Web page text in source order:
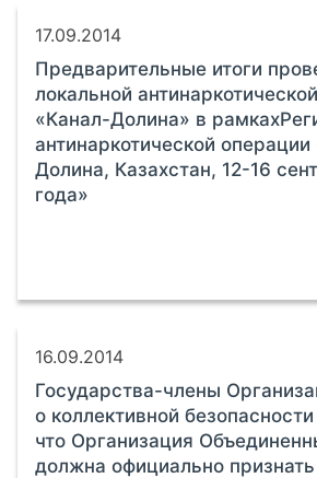
17.09.2014
Предварительные итоги
локальной
«Канал-Долина» в
антинаркотической
Долина, Казахстан, 12-16
года»
16.09.2014
Государства-члены
о коллективной
что Организация
должна официально